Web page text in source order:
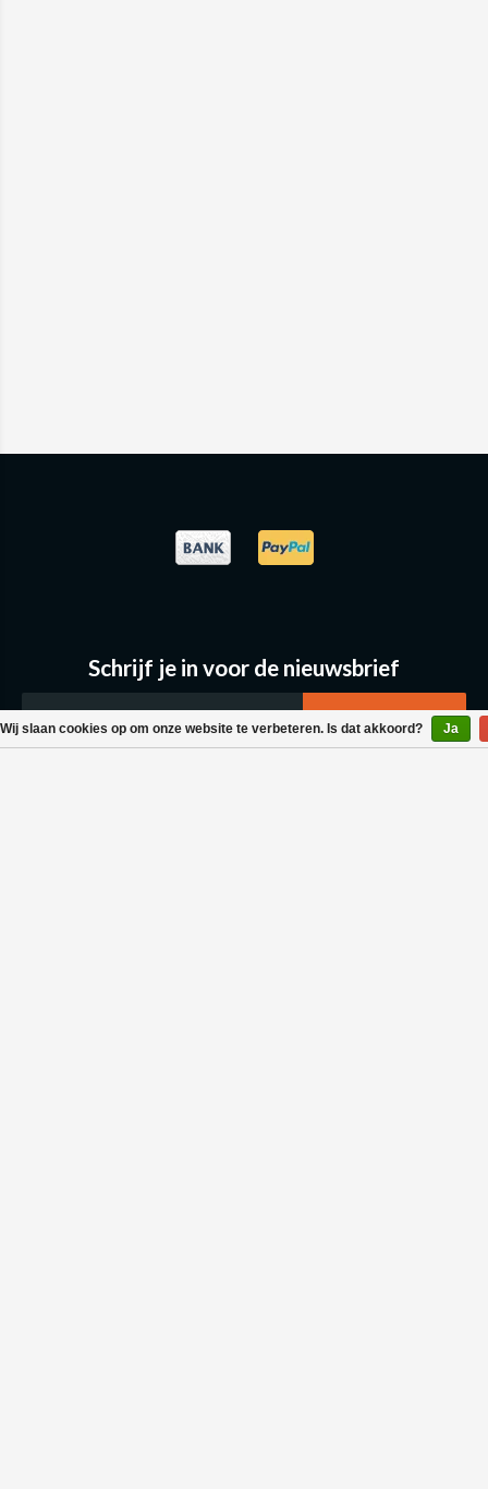
Wij slaan cookies op om onze website te verbeteren. Is dat akkoord? Ja
Schrijf je in voor de nieuwsbrief